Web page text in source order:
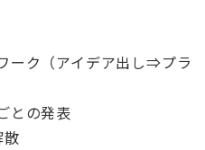
ク（アイデア出し⇒プラ
との発表